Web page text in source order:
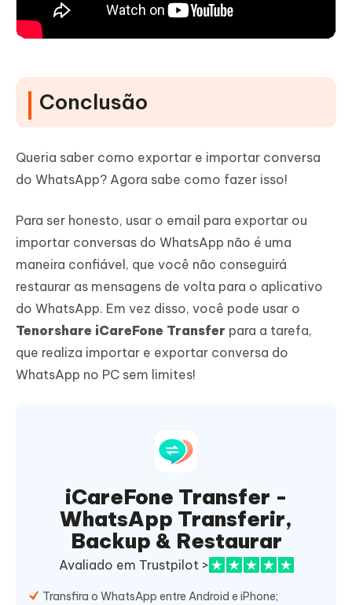
Conclusão
Queria saber como exportar e importar conversa
do WhatsApp? Agora sabe como fazer isso!
Para ser honesto, usar o email para exportar ou
importar conversas do WhatsApp não é uma
maneira confiável, que você não conseguirá
restaurar as mensagens de volta para o aplicativo
do WhatsApp. Em vez disso, você pode usar o
Tenorshare iCareFone Transfer para a tarefa,
que realiza importar e exportar conversa do
WhatsApp no PC sem limites!
iCareFone Transfer -
WhatsApp Transferir,
Backup & Restaurar
Avaliado em Trustpilot >
Transfira o WhatsApp entre Android e iPhone;